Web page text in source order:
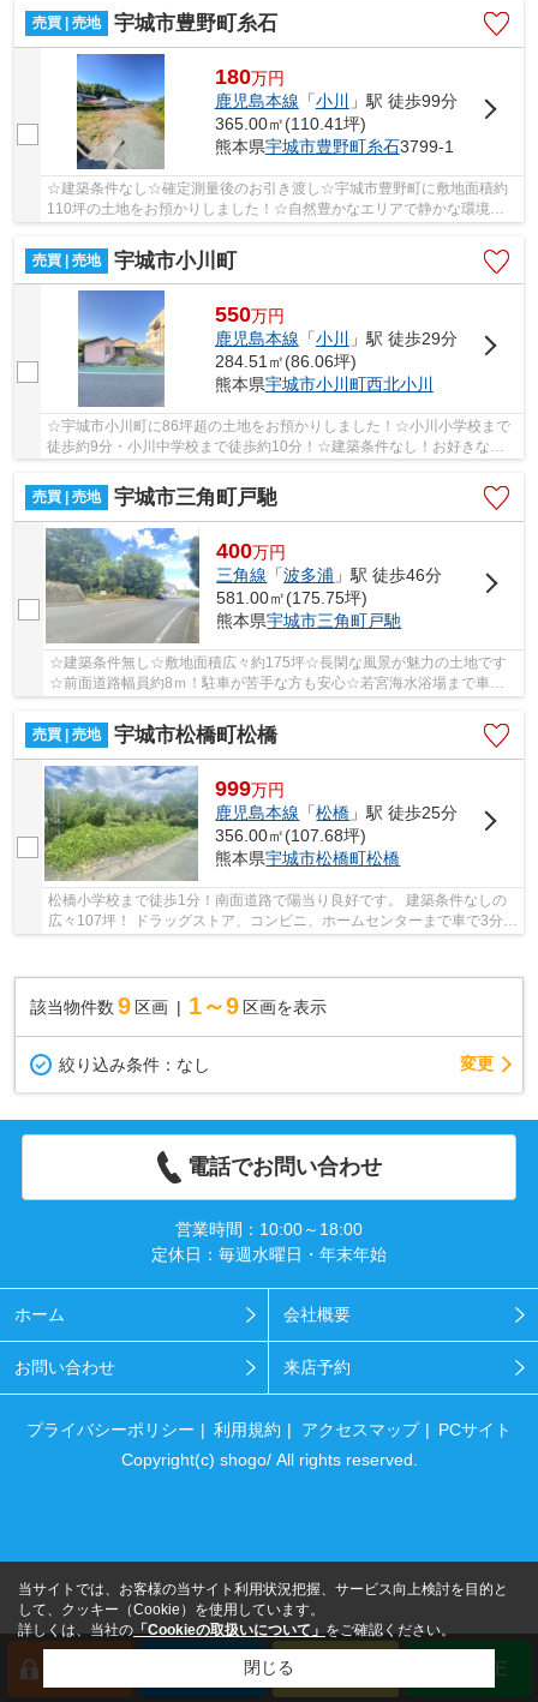
売買 | 売地
宇城市豊野町糸石
180万円
鹿児島本線 「小川
」駅 徒歩99分
365.00㎡(110.41坪)
熊本県宇城市豊野町糸石3799-1
☆建築条件なし☆確定測量後のお引き渡し☆宇城市豊野町に敷地面積約
110坪の土地をお預かりしました！☆自然豊かなエリアで静かな環境で
す☆豊野小学校・中学校まで徒歩10分圏内と好立地！☆
売買 | 売地
宇城市小川町
550万円
鹿児島本線 「小川 」駅 徒歩29分
284.51㎡(86.06坪)
熊本県宇城市小川町西北小川
☆宇城市小川町に86坪超の土地をお預かりしました！☆小川小学校まで
徒歩約9分・小川中学校まで徒歩約10分！☆建築条件なし！お好きなハ
売買 | 売地
宇城市三角町戸馳
400万円
三角線 「波多浦 」駅 徒歩46分
581.00㎡(175.75坪)
熊本県宇城市三角町戸馳
☆建築条件無し☆敷地面積広々約175坪☆長閑な風景が魅力の土地です
☆前面道路幅員約8ｍ！駐車が苦手な方も安心☆若宮海水浴場まで車で
売買 | 売地
宇城市松橋町松橋
999万円
鹿児島本線 「松橋 」駅 徒歩25分
356.00㎡(107.68坪)
熊本県宇城市松橋町松橋
松橋小学校まで徒歩1分！南面道路で陽当り良好です。 建築条件なしの
広々107坪！ ドラッグストア、コンビニ、ホームセンターまで車で3分圏
該当物件数 9 区画 1～9 区画を表示
絞り込み条件： なし 変更
電話でお問い合わせ
営業時間：10:00～18:00
定休日：毎週水曜日・年末年始
ホーム 会社概要
お問い合わせ 来店予約
プライバシーポリシー 利用規約 アクセスマップ
PCサイト
Copyright(c) shogo/ All rights reserved.
来店予約 LINE
当サイトでは、お客様の当サイト利用状況把握、サービス向上検討を目的と
して、クッキー（Cookie）を使用しています。
詳しくは、当社の「Cookieの取扱いについて」をご確認ください。
閉じる